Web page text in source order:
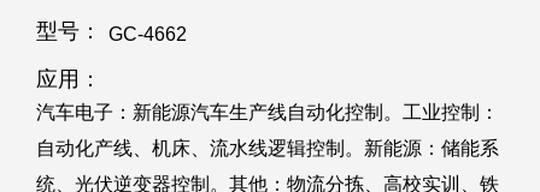
型号： GC-4662
应用：
汽车电子：新能源汽车生产线自动化控制。工业控制：
自动化产线、机床、流水线逻辑控制。新能源：储能系
统、光伏逆变器控制。其他：物流分拣、高校实训、铁